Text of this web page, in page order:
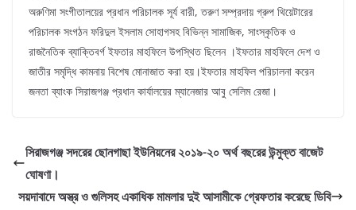
অরুণিমা সংগীতালয়ের প্রধান পরিচালক সূর্য বারী, তরুণ সম্প্রদায় গ্রুপ থিয়েটারের
পরিচালক সংগঠন ফরিদুল ইসলাম সোহাগসহ বিভিন্ন সামাজিক, সাংস্কৃতিক ও
রাজনৈতিক ব্যাক্তিবর্গ ইফতার মাহফিলে উপস্থিত ছিলেন ।ইফতার মাহফিলে দেশ ও
জাতীর সমৃদ্ধি কামনায় বিশেষ মোনাজাত করা হয়।ইফতার মাহফিল পরিচালনা করেন
জনতা ব্যাংক সিরাজগঞ্জ প্রধান কার্যালয়ের ম্যানেজার আবু সেলিম রেজা।
সিরাজগঞ্জ সদরের ছোনগাছা ইউনিয়নের ২০১৯-২০ অর্থ বছরের উন্মুক্ত বাজেট
ঘোষণা।
সয়দাবাদে অস্ত্র ও গুলিসহ একাধিক মামলার দুই আসামীকে গ্রেফতার করেছে ডিবি